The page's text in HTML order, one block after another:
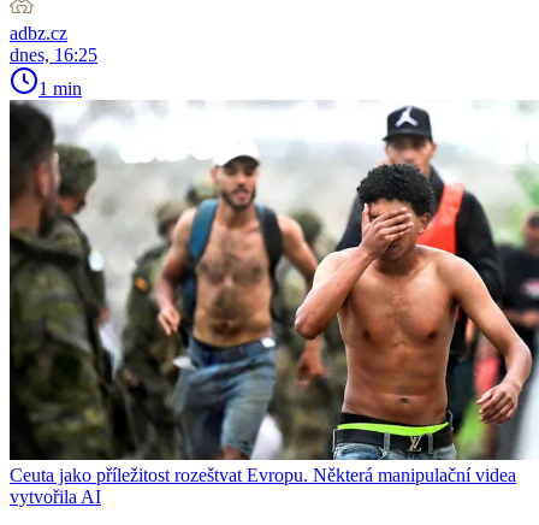
adbz.cz
dnes, 16:25
1 min
Ceuta jako příležitost rozeštvat Evropu. Některá manipulační videa
vytvořila AI